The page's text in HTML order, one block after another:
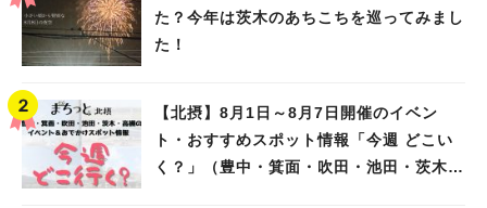
た？今年は茨木のあちこちを巡ってみまし
た！
【北摂】8月1日～8月7日開催のイベン
ト・おすすめスポット情報「今週 どこい
く？」（豊中・箕面・吹田・池田・茨木・